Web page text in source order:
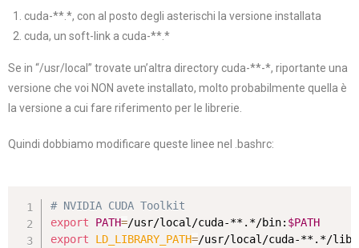
cuda-**.*, con al posto degli asterischi la versione installata
cuda, un soft-link a cuda-**.*
Se in “/usr/local” trovate un’altra directory cuda-**-*, riportante una
versione che voi NON avete installato, molto probabilmente quella è
la versione a cui fare riferimento per le librerie.
Quindi dobbiamo modificare queste linee nel .bashrc:
# NVIDIA CUDA Toolkit
export
PATH=/usr/local/cuda-**.*/bin: $PATH
export
LD_LIBRARY_PATH=/usr/local/cuda-**.*/